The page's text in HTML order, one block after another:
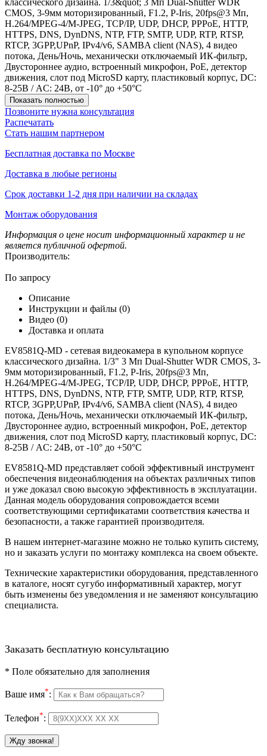
CMOS, 3-9мм моторизированный, F1.2, P-Iris, 20fps@3 Мп,
H.264/MPEG-4/M-JPEG, TCP/IP, UDP, DHCP, PPPoE, HTTP,
HTTPS, DNS, DynDNS, NTP, FTP, SMTP, UDP, RTP, RTSP,
RTCP, 3GPP,UPnP, IPv4/v6, SAMBA client (NAS), 4 видео
потока, День/Ночь, механически отключаемый ИК-фильтр,
Двустороннее аудио, встроенный микрофон, PoE, детектор
движения, слот под MicroSD карту, пластиковый корпус, DC:
8-25В / AC: 24В, от -10° до +50°С
Показать полностью
Позвоните нужна консультация
Распечатать
Стать нашим партнером
Бесплатная доставка по Москве
Доставка в любые регионы
Срок доставки 1-2 дня при наличии на складах
Монтаж оборудования
Информация о цене носит информационный характер и не
является публичной офертой.
Производитель:
По запросу
Описание
Инструкции и файлы (0)
Видео (0)
Доставка и оплата
EV8581Q-MD - сетевая видеокамера в купольном корпусе
классического дизайна. 1/3" 3 Мп Dual-Shutter WDR CMOS, 3-
9мм моторизированный, F1.2, P-Iris, 20fps@3 Мп,
H.264/MPEG-4/M-JPEG, TCP/IP, UDP, DHCP, PPPoE, HTTP,
HTTPS, DNS, DynDNS, NTP, FTP, SMTP, UDP, RTP, RTSP,
RTCP, 3GPP,UPnP, IPv4/v6, SAMBA client (NAS), 4 видео
потока, День/Ночь, механически отключаемый ИК-фильтр,
Двустороннее аудио, встроенный микрофон, PoE, детектор
движения, слот под MicroSD карту, пластиковый корпус, DC:
8-25В / AC: 24В, от -10° до +50°С
EV8581Q-MD представляет собой эффективный инструмент
обеспечения видеонаблюдения на объектах различных типов
и уже доказал свою высокую эффективность в эксплуатации.
Данная модель оборудования сопровождается всеми
соответствующими сертификатами соответствия качества и
безопасности, а также гарантией производителя.
В нашем интернет-магазине можно не только купить систему,
но и заказать услуги по монтажу комплекса на своем объекте.
Технические характеристики оборудования, представленного
в каталоге, носят сугубо информативный характер, могут
быть изменены без уведомления и не заменяют консультацию
специалиста.
Заказать бесплатную консультацию
* Поле обязательно для заполнения
Ваше имя*:
Телефон*: